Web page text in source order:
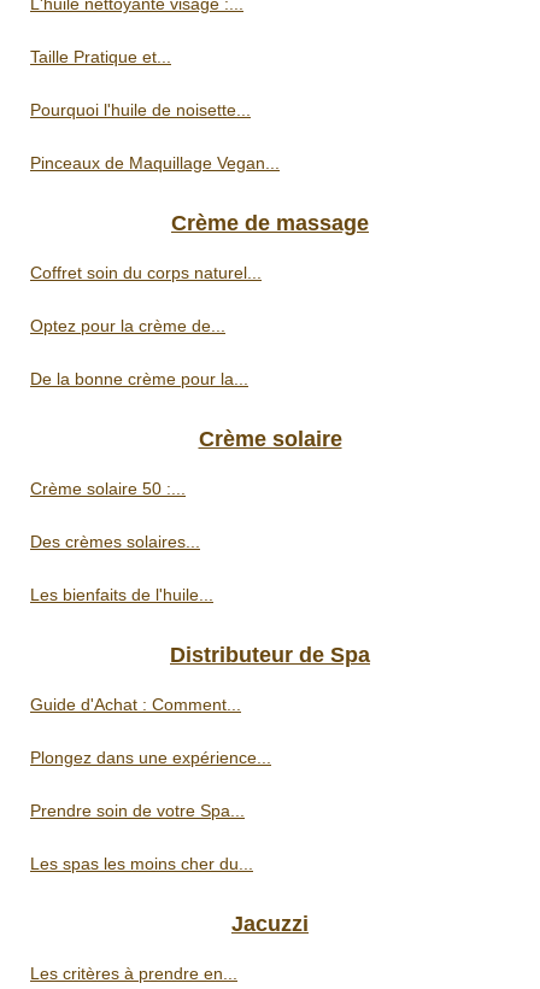
L'huile nettoyante visage :...
Taille Pratique et...
Pourquoi l'huile de noisette...
Pinceaux de Maquillage Vegan...
Crème de massage
Coffret soin du corps naturel...
Optez pour la crème de...
De la bonne crème pour la...
Crème solaire
Crème solaire 50 :...
Des crèmes solaires...
Les bienfaits de l'huile...
Distributeur de Spa
Guide d'Achat : Comment...
Plongez dans une expérience...
Prendre soin de votre Spa...
Les spas les moins cher du...
Jacuzzi
Les critères à prendre en...